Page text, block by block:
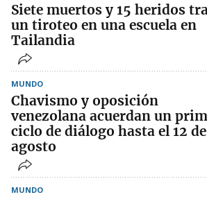
Siete muertos y 15 heridos
un tiroteo en una escuela en
Tailandia
MUNDO
Chavismo y oposición
venezolana acuerdan un
ciclo de diálogo hasta el 12 de
agosto
MUNDO